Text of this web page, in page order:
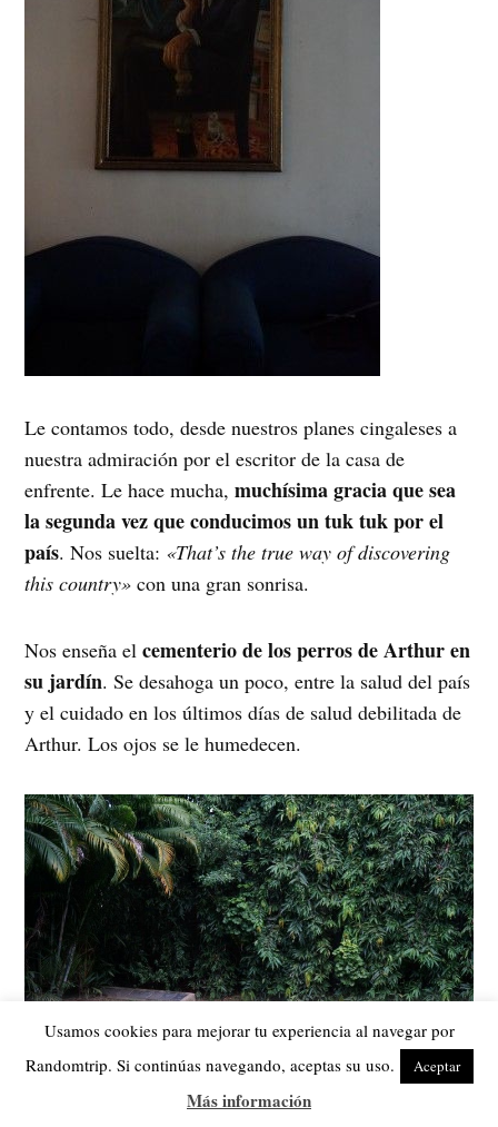
Le contamos todo, desde nuestros planes cingaleses a
nuestra admiración por el escritor de la casa de
enfrente. Le hace mucha,muchísima gracia que sea
la segunda vez que conducimos un tuk tuk por el
país. Nos suelta: «That’s the true way of discovering
this country» con una gran sonrisa.
Nos enseña elcementerio de los perros de Arthur en
su jardín. Se desahoga un poco, entre la salud del país
y el cuidado en los últimos días de salud debilitada de
Arthur. Los ojos se le humedecen.
Usamos cookies para mejorar tu experiencia al navegar por
Randomtrip. Si continúas navegando, aceptas su uso.
Aceptar
Más información